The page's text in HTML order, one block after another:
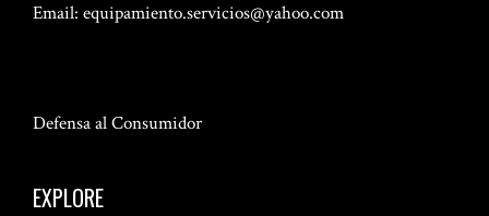
Email: equipamiento.servicios@yahoo.com
Defensa al Consumidor
EXPLORE